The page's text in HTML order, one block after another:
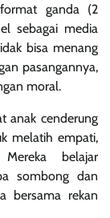
ganda (2
sebagai media
bisa menang
pasangannya,
moral.
anak cenderung
melatih empati,
belajar
sombong dan
bersama rekan